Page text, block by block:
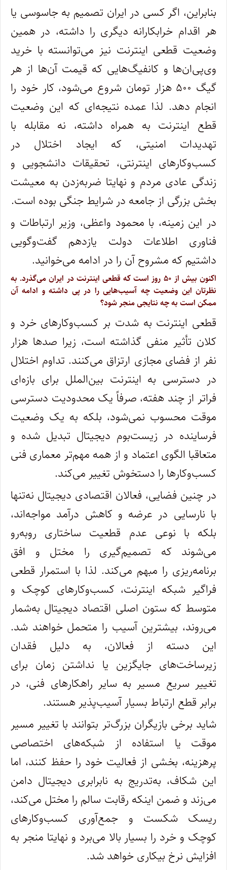
بنابراین، اگر کسی در ایران تصمیم به جاسوسی یا
هر اقدام خرابکارانه دیگری را داشته، در همین
وضعیت قطعی اینترنت نیز می‌توانسته با خرید
وی‌پی‌ان‌ها و کانفیگ‌هایی که قیمت آن‌ها از هر
گیگ ۵۰۰ هزار تومان شروع می‌شود، کار خود را
انجام دهد. لذا عمده نتیجه‌ای که این وضعیت
قطع اینترنت به همراه داشته، نه مقابله با
تهدیدات امنیتی، که ایجاد اختلال در
کسب‌وکارهای اینترنتی، تحقیقات دانشجویی و
زندگی عادی مردم و نهایتا ضربه‌زدن به معیشت
بخش بزرگی از جامعه در شرایط جنگی بوده است.
در این زمینه، با محمود واعظی، وزیر ارتباطات و
فناوری اطلاعات دولت یازدهم گفت‌وگویی
داشتیم که مشروح آن را در ادامه می‌خوانید.
اکنون بیش از ۵۰ روز است که قطعی اینترنت در ایران می‌گذرد. به
نظرتان این وضعیت چه آسیب‌هایی را در پی داشته و ادامه آن
ممکن است به چه نتایجی منجر شود؟
قطعی اینترنت به شدت بر کسب‌وکارهای خرد و
کلان تأثیر منفی گذاشته است، زیرا صدها هزار
نفر از فضای مجازی ارتزاق می‌کنند. تداوم اختلال
در دسترسی به اینترنت بین‌الملل برای بازه‌ای
فراتر از چند هفته، صرفاً یک محدودیت دسترسی
موقت محسوب نمی‌شود، بلکه به یک وضعیت
فرساینده در زیست‌بوم دیجیتال تبدیل شده و
متعاقبا الگوی اعتماد و از همه مهم‌تر معماری فنی
کسب‌وکارها را دستخوش تغییر می‌کند.
در چنین فضایی، فعالان اقتصادی دیجیتال نه‌تنها
با نارسایی در عرضه و کاهش درآمد مواجه‌اند،
بلکه با نوعی عدم قطعیت ساختاری روبه‌رو
می‌شوند که تصمیم‌گیری را مختل و افق
برنامه‌ریزی را مبهم می‌کند. لذا با استمرار قطعی
فراگیر شبکه اینترنت، کسب‌وکارهای کوچک و
متوسط که ستون اصلی اقتصاد دیجیتال به‌شمار
می‌روند، بیشترین آسیب را متحمل خواهند شد.
این دسته از فعالان، به دلیل فقدان
زیرساخت‌های جایگزین یا نداشتن زمان برای
تغییر سریع مسیر به سایر راهکارهای فنی، در
برابر قطع ارتباط بسیار آسیب‌پذیر هستند.
شاید برخی بازیگران بزرگ‌تر بتوانند با تغییر مسیر
موقت یا استفاده از شبکه‌های اختصاصی
پرهزینه، بخشی از فعالیت خود را حفظ کنند، اما
این شکاف، به‌تدریج به نابرابری دیجیتال دامن
می‌زند و ضمن اینکه رقابت سالم را مختل می‌کند،
ریسک شکست و جمع‌آوری کسب‌وکارهای
کوچک و خرد را بسیار بالا می‌برد و نهایتا منجر به
افزایش نرخ بیکاری خواهد شد.